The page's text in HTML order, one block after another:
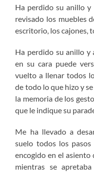
Ha perdido su anillo y
revisado los muebles
escritorio, los cajones,
Ha perdido su anillo y
en su cara puede
vuelto a llenar todos
de todo lo que hizo y
la memoria de los
que le indique su
Me ha llevado a
suelo todos los
encogido en el asiento
mientras se